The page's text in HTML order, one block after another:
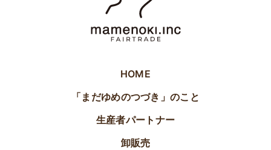
HOME
「まだゆめのつづき」のこと
生産者パートナー
卸販売